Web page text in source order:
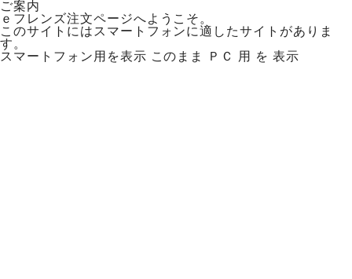
ご案内
ｅフレンズ注文ページへようこそ。
このサイトにはスマートフォンに適したサイトがありま
す。
スマートフォン用を表示 このまま ＰＣ 用 を 表示